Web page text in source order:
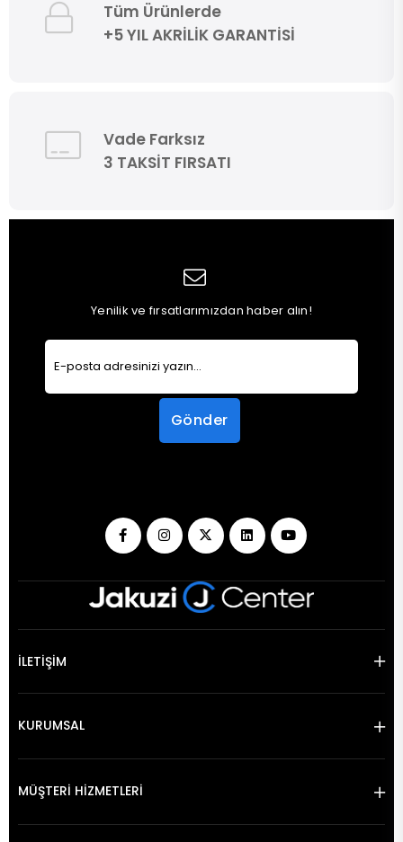
Tüm Ürünlerde
+5 YIL AKRİLİK GARANTİSİ
Vade Farksız
3 TAKSİT FIRSATI
Yenilik ve fırsatlarımızdan haber alın!
Gönder
İLETİŞİM
KURUMSAL
MÜŞTERİ HİZMETLERİ